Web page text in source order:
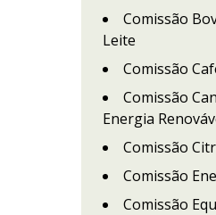
Comissão
Leite
Comissão
Comissão
Energia
Comissão
Comissão
Comissão